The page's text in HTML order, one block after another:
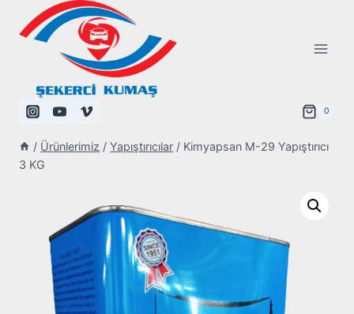
0
/ Ürünlerimiz / Yapıştırıcılar / Kimyapsan M-29 Yapıştırıcı
3 KG